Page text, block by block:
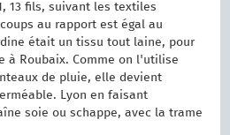
13 fils, suivant les textiles
au rapport est égal au
était un tissu tout laine, pour
à Roubaix. Comme on l'utilise
de pluie, elle devient
Lyon en faisant
soie ou schappe, avec la trame